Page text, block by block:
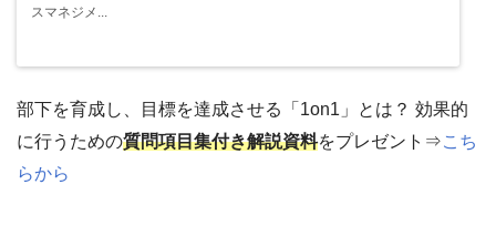
スマネジメ...
部下を育成し、目標を達成させる「1on1」とは？ 効果的
に行うための質問項目集付き解説資料をプレゼント⇒こち
らから